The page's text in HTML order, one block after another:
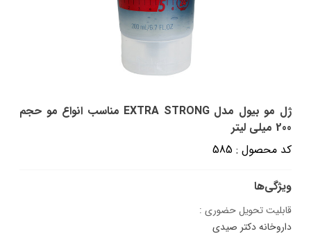
ژل مو بیول مدل EXTRA STRONG مناسب انواع مو حجم
200 میلی لیتر
کد محصول : 585
ویژگی‌ها
قابلیت تحویل حضوری :
داروخانه دکتر صیدی